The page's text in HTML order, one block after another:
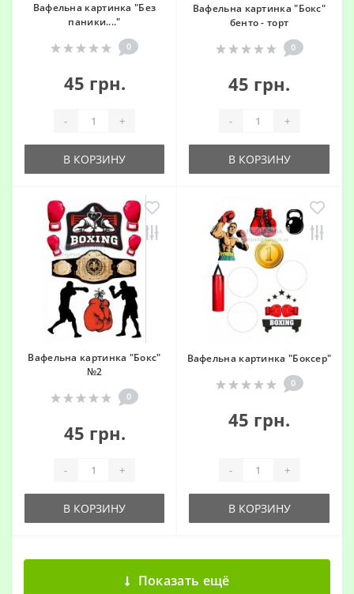
Вафельна картинка "Без
паники...."
0
45 грн.
- +
В КОРЗИНУ
Вафельна картинка "Бокс"
бенто - торт
0
45 грн.
- +
В КОРЗИНУ
Вафельна картинка "Бокс"
№2
0
45 грн.
- +
В КОРЗИНУ
Вафельна картинка "Боксер"
0
45 грн.
- +
В КОРЗИНУ
Показать ещё